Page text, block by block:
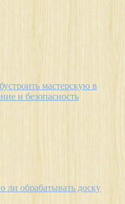
мастерскую в
и безопасность
ли обрабатывать доску